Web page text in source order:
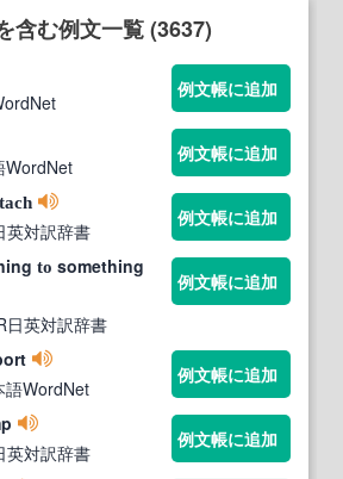
含む例文一覧 (3637)
例文帳に追加
WordNet
例文帳に追加
英対訳辞書
例文帳に追加
to something
日英対訳辞書
例文帳に追加
語WordNet
例文帳に追加
英対訳辞書
例文帳に追加